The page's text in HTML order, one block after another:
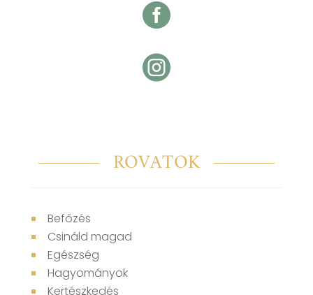


ROVATOK
Befőzés
Csináld magad
Egészség
Hagyományok
Kertészkedés